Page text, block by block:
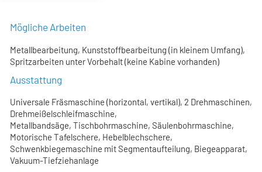
Mögliche Arbeiten
Metallbearbeitung, Kunststoffbearbeitung (in kleinem Umfang),
Spritzarbeiten unter Vorbehalt (keine Kabine vorhanden)
Ausstattung
Universale Fräsmaschine (horizontal, vertikal), 2 Drehmaschinen,
Drehmeißelschleifmaschine,
Metallbandsäge, Tischbohrmaschine, Säulenbohrmaschine,
Motorische Tafelschere, Hebelblechschere,
Schwenkbiegemaschine mit Segmentaufteilung, Biegeapparat,
Vakuum-Tiefziehanlage